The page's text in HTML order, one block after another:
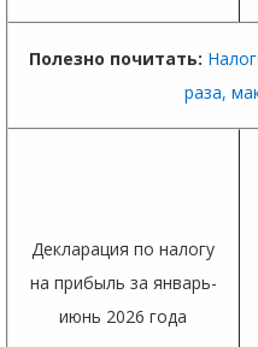
Полезно почитать:
раза,
Декларация по налогу
на прибыль за январь-
июнь 2026 года